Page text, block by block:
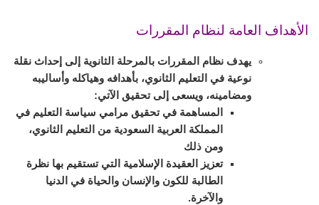
الأهداف العامة لنظام المقررات
يهدف نظام المقررات بالمرحلة الثانوية إلى إحداث نقلة
نوعية في التعليم الثانوي، بأهدافه وهياكله وأساليبه
ومضامينه، ويسعى إلى تحقيق الآتي:
المساهمة في تحقيق مرامي سياسة التعليم في
المملكة العربية السعودية من التعليم الثانوي،
ومن ذلك
تعزيز العقيدة الإسلامية التي تستقيم بها نظرة
الطالبة للكون والإنسان والحياة في الدنيا
والآخرة.